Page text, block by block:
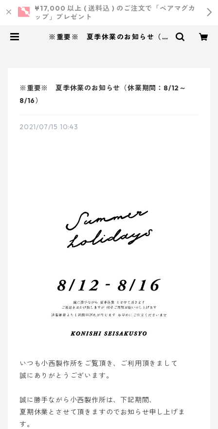
¥17,000 以上 ( 送料込 ) のご注文で「ペアマグカ
ップ」プレゼント
※重要※ 夏季休業のお知らせ（休
※重要※ 夏季休業のお知らせ（休業期間：8/12～
8/16）
2021/07/15 10:43
いつも小西製作所をご覧頂き、ご利用頂きまして
誠にありがとうございます。
誠に勝手ながら小西製作所は、下記期間、
夏期休業とさせて頂きますのでお知らせ申し上げま
す。